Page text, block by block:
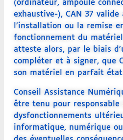
(ordinateur, ampoule
exhaustive-), CAN 37
l’installation ou la remise
fonctionnement du
atteste alors, par le biais
compléter et à signer, que
son matériel en parfait
Conseil Assistance
être tenu pour responsable
dysfonctionnements
informatique, numérique